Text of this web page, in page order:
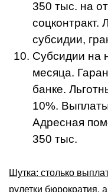
350 тыс. на
соцконтракт.
субсидии,
Субсидии на
месяца.
банке.
10%.
Адресная
350 тыс.
Шутка: столько
рулетки бюрократия,